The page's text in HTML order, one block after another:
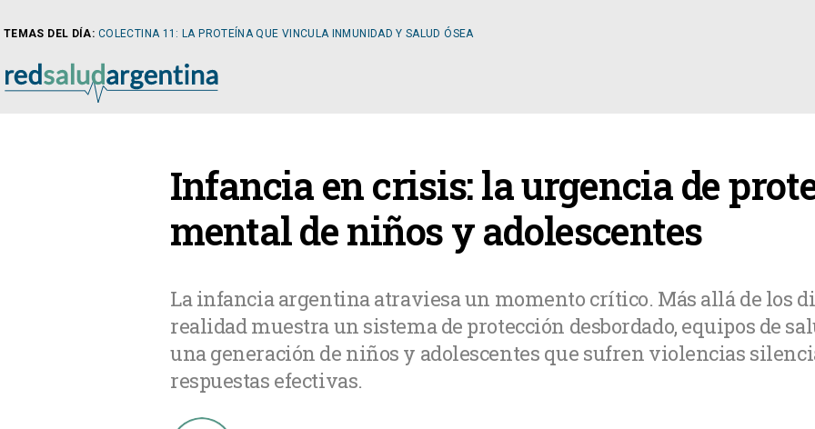
TEMAS DEL DÍA: COLECTINA 11: LA PROTEÍNA QUE VINCULA INMUNIDAD Y SALUD ÓSEA
CARDIOLOGÍA CIRUGÍA GENERAL
DIABETOLOGÍA
NEFROLOGÍA
Infancia en crisis: la urgencia de
mental de niños y adolescentes
La infancia argentina atraviesa un momento crítico. Más allá de los
realidad muestra un sistema de protección desbordado, equipos de
una generación de niños y adolescentes que sufren violencias
respuestas efectivas.